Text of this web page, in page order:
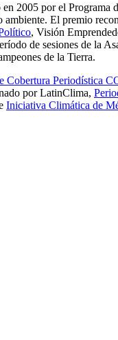
2005 por el
El premio
, Visión
de sesiones de la
de la Tierra.
Cobertura Periodística
por LatinClima,
Iniciativa Climática de